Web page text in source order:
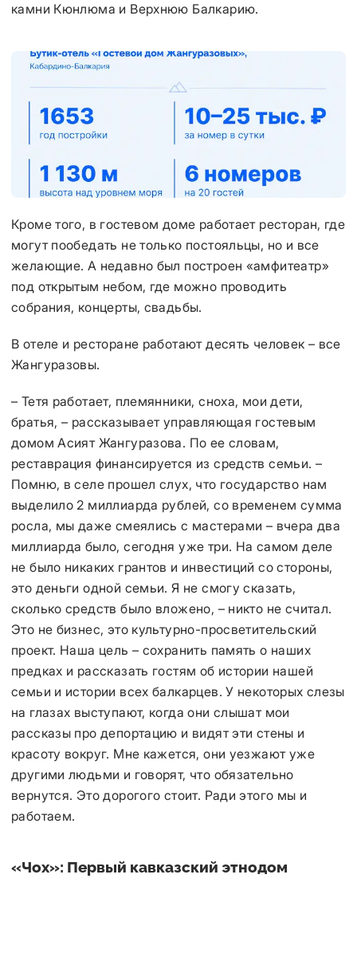
камни Кюнлюма и Верхнюю Балкарию.
Кроме того, в гостевом доме работает ресторан, где
могут пообедать не только постояльцы, но и все
желающие. А недавно был построен «амфитеатр»
под открытым небом, где можно проводить
собрания, концерты, свадьбы.
В отеле и ресторане работают десять человек – все
Жангуразовы.
– Тетя работает, племянники, сноха, мои дети,
братья, – рассказывает управляющая гостевым
домом Асият Жангуразова. По ее словам,
реставрация финансируется из средств семьи. –
Помню, в селе прошел слух, что государство нам
выделило 2 миллиарда рублей, со временем сумма
росла, мы даже смеялись с мастерами – вчера два
миллиарда было, сегодня уже три. На самом деле
не было никаких грантов и инвестиций со стороны,
это деньги одной семьи. Я не смогу сказать,
сколько средств было вложено, – никто не считал.
Это не бизнес, это культурно-просветительский
проект. Наша цель – сохранить память о наших
предках и рассказать гостям об истории нашей
семьи и истории всех балкарцев. У некоторых слезы
на глазах выступают, когда они слышат мои
рассказы про депортацию и видят эти стены и
красоту вокруг. Мне кажется, они уезжают уже
другими людьми и говорят, что обязательно
вернутся. Это дорогого стоит. Ради этого мы и
работаем.
«Чох»: Первый кавказский этнодом